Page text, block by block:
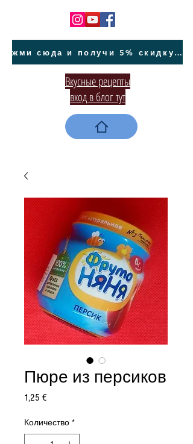
жми сюда и получи 5% скидку на покупку авто на Кипре и автообслуживание
Вкусные рецепты
вход в блог тут
Пюре из персиков
1,25 €Цена
Количество *